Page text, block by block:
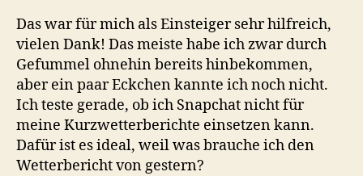
Das war für mich als Einsteiger sehr hilfreich,
vielen Dank! Das meiste habe ich zwar durch
Gefummel ohnehin bereits hinbekommen,
aber ein paar Eckchen kannte ich noch nicht.
Ich teste gerade, ob ich Snapchat nicht für
meine Kurzwetterberichte einsetzen kann.
Dafür ist es ideal, weil was brauche ich den
Wetterbericht von gestern?